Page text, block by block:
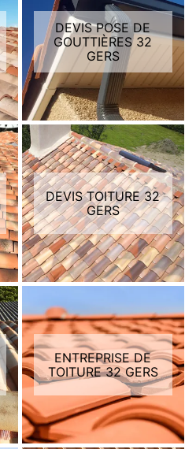
DEVIS POSE DE
GOUTTIÈRES 32
GERS
DEVIS TOITURE 32
GERS
ENTREPRISE DE
TOITURE 32 GERS